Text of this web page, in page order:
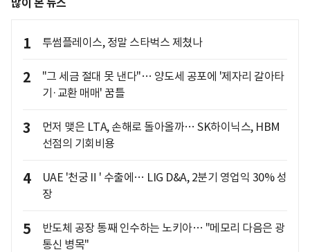
1 투썸플레이스, 정말 스타벅스 제쳤나
2
"그 세금 절대 못 낸다"… 양도세 공포에 '제자리 갈아타
기·교환 매매' 꿈틀
3
먼저 맺은 LTA, 손해로 돌아올까… SK하이닉스, HBM
선점의 기회비용
4
UAE '천궁Ⅱ' 수출에… LIG D&A, 2분기 영업익 30% 성
장
5
반도체 공장 통째 인수하는 노키아… "메모리 다음은 광
통신 병목"